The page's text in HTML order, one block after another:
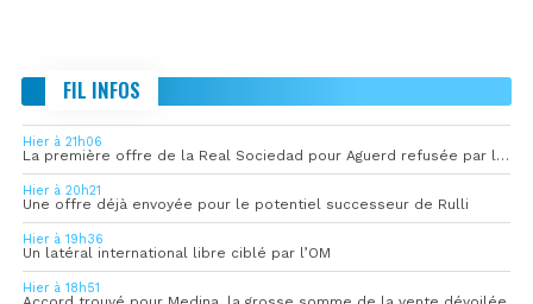
FIL INFOS
Hier à 21h06
La première offre de la Real Sociedad pour Aguerd refusée par l’OM
Hier à 20h21
Une offre déjà envoyée pour le potentiel successeur de Rulli
Hier à 19h36
Un latéral international libre ciblé par l’OM
Hier à 18h51